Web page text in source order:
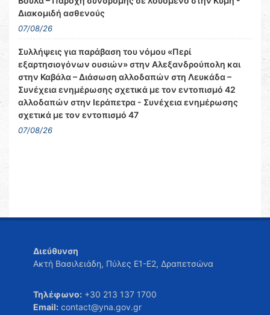
Διακομιδή ασθενούς
07/08/26
Συλλήψεις για παράβαση του νόμου «Περί
εξαρτησιογόνων ουσιών» στην Αλεξανδρούπολη και
στην Καβάλα – Διάσωση αλλοδαπών στη Λευκάδα –
Συνέχεια ενημέρωσης σχετικά με τον εντοπισμό 42
αλλοδαπών στην Ιεράπετρα - Συνέχεια ενημέρωσης
σχετικά με τον εντοπισμό 47
07/08/26
Διεύθυνση
Ακτή Βασιλειάδη, Πύλες Ε1-Ε2, Δραπετσώνα
Τηλέφωνο: +30 213 137 1700
Email: contact@yna.gov.gr